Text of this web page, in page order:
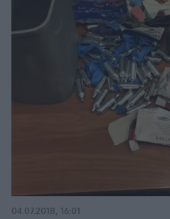
04.07.2018, 16:01